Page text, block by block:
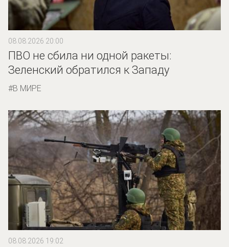
08.08.2026 20:00
ПВО не сбила ни одной ракеты:
Зеленский обратился к Западу
В МИРЕ
08.08.2026 19:02